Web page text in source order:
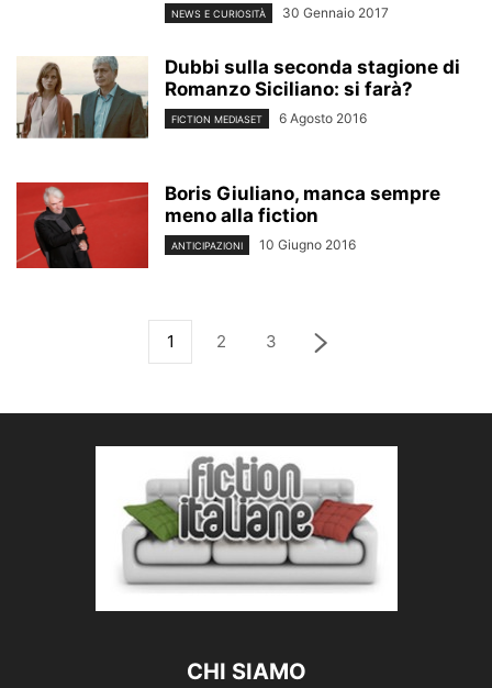
NEWS E CURIOSITÀ 30 Gennaio 2017
Dubbi sulla seconda stagione di
Romanzo Siciliano: si farà?
FICTION MEDIASET 6 Agosto 2016
Boris Giuliano, manca sempre
meno alla fiction
ANTICIPAZIONI 10 Giugno 2016
1 2 3
CHI SIAMO